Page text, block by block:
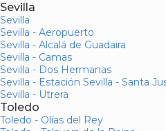
Sevilla
Sevilla
Sevilla - Aeropuerto
Sevilla - Alcalá de Guadaira
Sevilla - Camas
Sevilla - Dos Hermanas
Sevilla - Estación Sevilla - Santa
Sevilla - Utrera
Toledo
Toledo - Olías del Rey